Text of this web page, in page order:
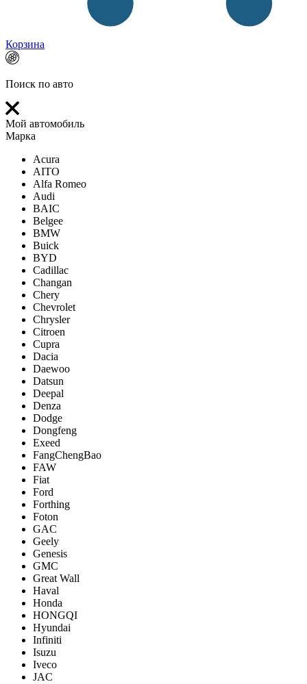
Корзина
Поиск по авто
Мой автомобиль
Марка
Acura
AITO
Alfa Romeo
Audi
BAIC
Belgee
BMW
Buick
BYD
Cadillac
Changan
Chery
Chevrolet
Chrysler
Citroen
Cupra
Dacia
Daewoo
Datsun
Deepal
Denza
Dodge
Dongfeng
Exeed
FangChengBao
FAW
Fiat
Ford
Forthing
Foton
GAC
Geely
Genesis
GMC
Great Wall
Haval
Honda
HONGQI
Hyundai
Infiniti
Isuzu
Iveco
JAC